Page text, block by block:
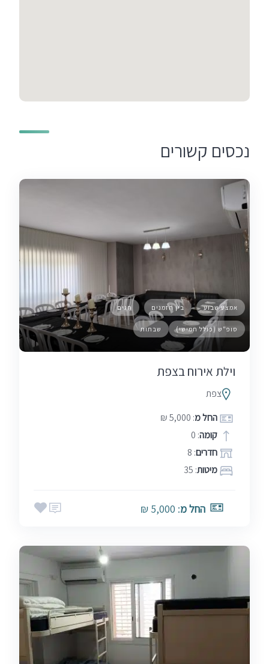
נכסים קשורים
אמצע שבוע בין הזמנים חגים
סופ"ש (כולל חמישי) שבתות
וילת אירוח בצפת
צפת
החל מ: 5,000 ₪
קומה: 0
חדרים: 8
מיטות: 35
החל מ: 5,000 ₪